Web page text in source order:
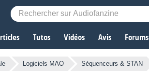
Tutos Vidéos Avis Forums
Logiciels MAO Séquenceurs & STAN